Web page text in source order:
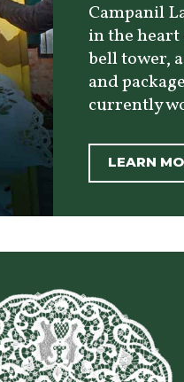
Campanil
in the
bell tower,
and
currently
LEARN